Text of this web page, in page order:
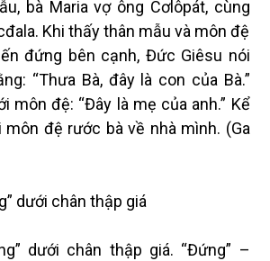
bà Maria vợ ông Cơlôpát, cùng
Khi thấy thân mẫu và môn đệ
đứng bên cạnh, Đức Giêsu nói
“Thưa Bà, đây là con của Bà.”
môn đệ: “Đây là mẹ của anh.” Kể
đệ rước bà về nhà mình. (Ga
dưới chân thập giá
dưới chân thập giá. “Đứng” –